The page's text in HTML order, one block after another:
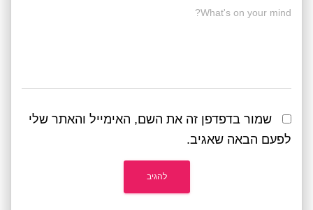
What's on your mind?
שמור בדפדפן זה את השם, האימייל והאתר שלי
לפעם הבאה שאגיב.